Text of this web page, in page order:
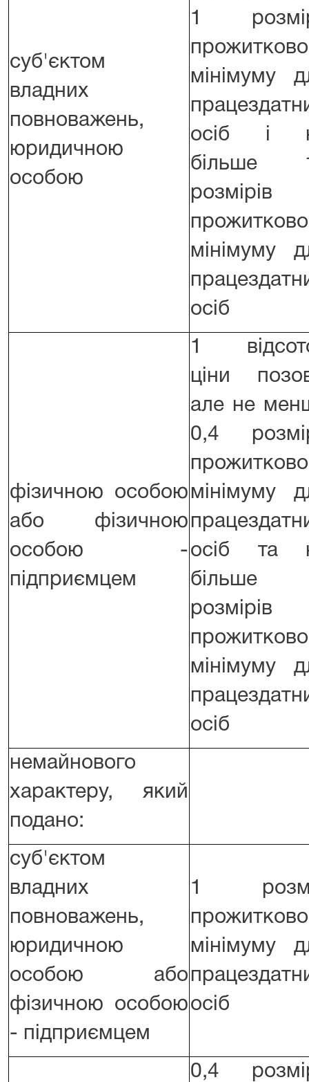
суб'єктом
владних
повноважень,
юридичною
особою
1
мінімуму
осіб і
більше
розмірів
мінімуму
осіб
фізичною особою
або фізичною
особою -
підприємцем
1
ціни
але не
0,4
мінімуму
осіб та
більше
розмірів
мінімуму
осіб
немайнового
характеру, який
подано:
суб'єктом
владних
повноважень,
юридичною
особою або
фізичною особою
- підприємцем
1
мінімуму
осіб
0,4